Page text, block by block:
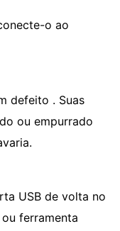
o ao
defeito . Suas
ou empurrado
USB de volta no
ferramenta